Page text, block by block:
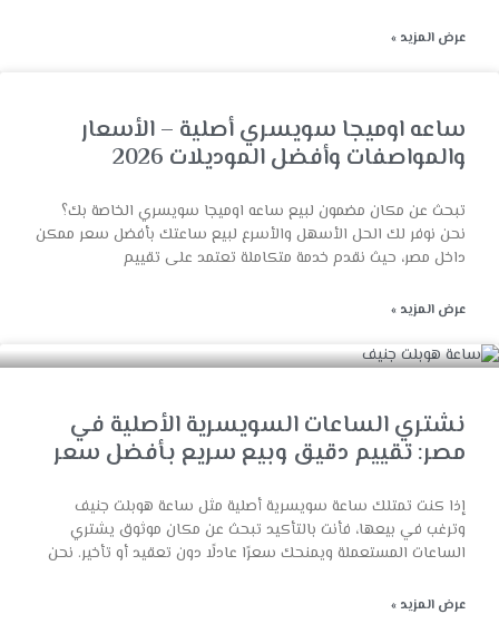
عرض المزيد »
ساعه اوميجا سويسري أصلية – الأسعار
والمواصفات وأفضل الموديلات 2026
تبحث عن مكان مضمون لبيع ساعه اوميجا سويسري الخاصة بك؟
نحن نوفر لك الحل الأسهل والأسرع لبيع ساعتك بأفضل سعر ممكن
داخل مصر، حيث نقدم خدمة متكاملة تعتمد على تقييم
عرض المزيد »
نشتري الساعات السويسرية الأصلية في
مصر: تقييم دقيق وبيع سريع بأفضل سعر
إذا كنت تمتلك ساعة سويسرية أصلية مثل ساعة هوبلت جنيف
وترغب في بيعها، فأنت بالتأكيد تبحث عن مكان موثوق يشتري
الساعات المستعملة ويمنحك سعرًا عادلًا دون تعقيد أو تأخير. نحن
عرض المزيد »